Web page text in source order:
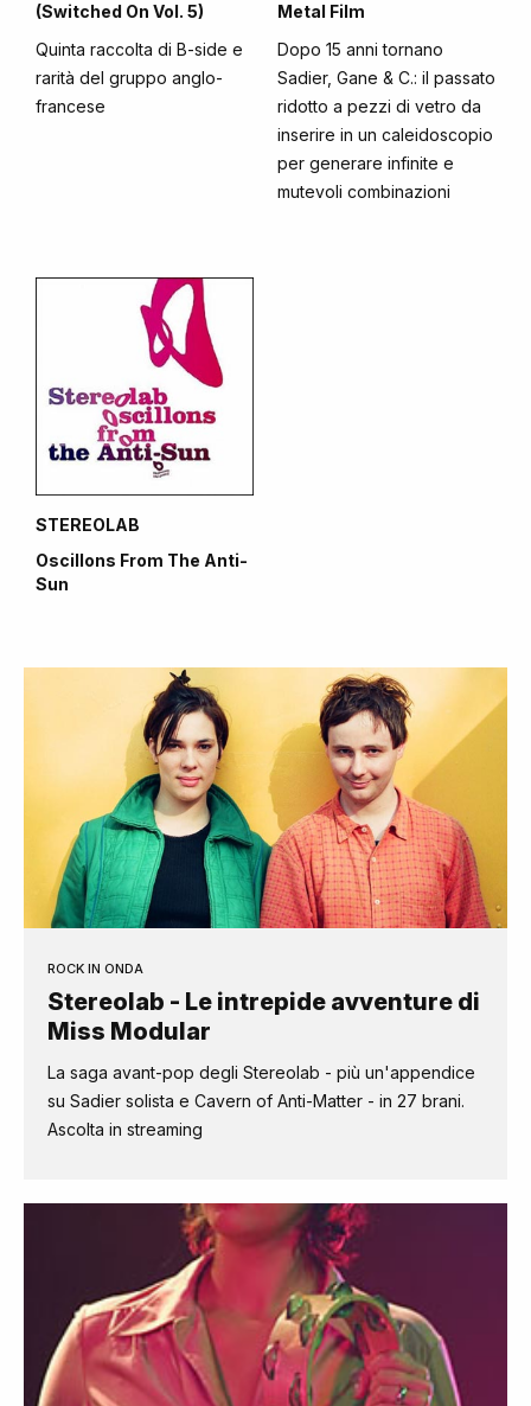
(Switched On Vol. 5)
Quinta raccolta di B-side e
rarità del gruppo anglo-
francese
Metal Film
Dopo 15 anni tornano
Sadier, Gane & C.: il passato
ridotto a pezzi di vetro da
inserire in un caleidoscopio
per generare infinite e
mutevoli combinazioni
STEREOLAB
Oscillons From The Anti-
Sun
ROCK IN ONDA
Stereolab - Le intrepide avventure di
Miss Modular
La saga avant-pop degli Stereolab - più un'appendice
su Sadier solista e Cavern of Anti-Matter - in 27 brani.
Ascolta in streaming